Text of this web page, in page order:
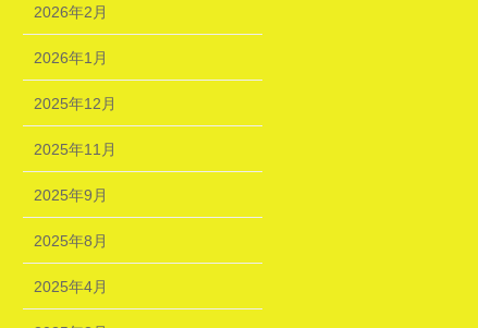
2026年2月
2026年1月
2025年12月
2025年11月
2025年9月
2025年8月
2025年4月